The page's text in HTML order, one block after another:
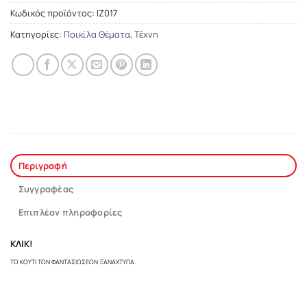
Κωδικός προϊόντος: ΙΖ017
Κατηγορίες: Ποικίλα Θέματα, Τέχνη
Περιγραφή
Συγγραφέας
Επιπλέον πληροφορίες
ΚΛΙΚ!
ΤΟ ΚΟΥΤΙ ΤΩΝ ΦΑΝΤΑΣΙΩΣΕΩΝ ΞΑΝΑΧΤΥΠΑ.